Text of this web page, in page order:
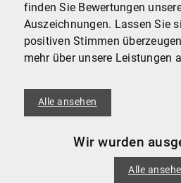
finden Sie Bewertungen
Auszeichnungen. Lassen Sie
positiven Stimmen
mehr über unsere Leistungen
Alle ansehen
Wir wurden
Alle